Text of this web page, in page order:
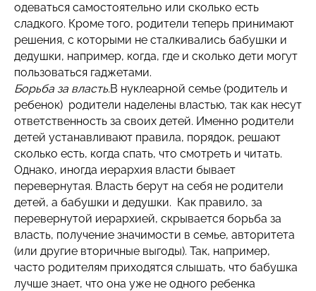
одеваться самостоятельно или сколько есть
сладкого. Кроме того, родители теперь принимают
решения, с которыми не сталкивались бабушки и
дедушки, например, когда, где и сколько дети могут
пользоваться гаджетами.
Борьба за власть.В нуклеарной семье (родитель и
ребенок) родители наделены властью, так как несут
ответственность за своих детей. Именно родители
детей устанавливают правила, порядок, решают
сколько есть, когда спать, что смотреть и читать.
Однако, иногда иерархия власти бывает
перевернутая. Власть берут на себя не родители
детей, а бабушки и дедушки. Как правило, за
перевернутой иерархией, скрывается борьба за
власть, получение значимости в семье, авторитета
(или другие вторичные выгоды). Так, например,
часто родителям приходятся слышать, что бабушка
лучше знает, что она уже не одного ребенка